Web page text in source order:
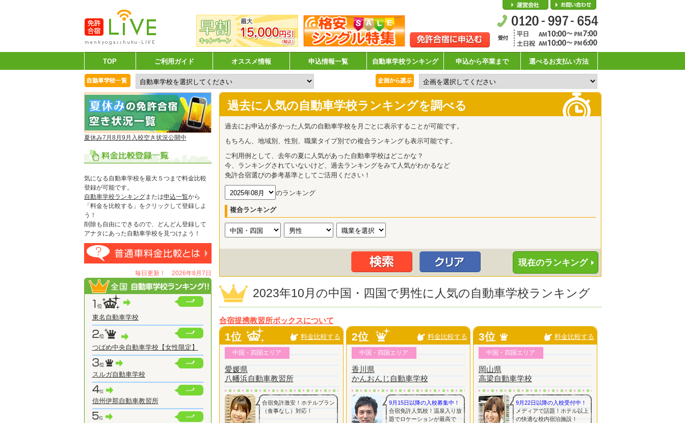
会社概要
TOP ご利用ガイド オススメ情報 申込情報一覧 自動車学校ランキング 申込から卒業まで 選べるお支払い方法
夏休み7月8月9月入校空き状況公開中
気になる自動車学校を最大５つまで料金比較
登録が可能です。
自動車学校ランキングまたは申込一覧から
「料金を比較する」をクリックして登録しよ
う！
削除も自由にできるので、どんどん登録して
アナタにあった自動車学校を見つけよう！
毎日更新！ 2026年8月7日
東名自動車学校
つばめ中央自動車学校【女性限定】
スルガ自動車学校
信州伊那自動車教習所
過去に人気の自動車学校ランキングを調べる
過去にお申込が多かった人気の自動車学校を月ごとに表示することが可能です。
もちろん、地域別、性別、職業タイプ別での複合ランキングも表示可能です。
ご利用例として、去年の夏に人気があった自動車学校はどこかな？
今、ランキングされていないけど、過去ランキングをみて人気がわかるなど
免許合宿選びの参考基準としてご活用ください！
のランキング
複合ランキング
現在のランキング
2023年10月の中国・四国で男性に人気の自動車学校ランキング
合宿提携教習所ボックスについて
1位 料金比較する
中国・四国エリア
愛媛県
八幡浜自動車教習所
合宿免許激安！ホテルプラン
（食事なし）対応！
2位 料金比較する
中国・四国エリア
香川県
かんおんじ自動車学校
9月15日以降の入校募集中！
合宿免許人気校！温泉入り放
題でロケーションが最高で
3位 料金比較する
中国・四国エリア
岡山県
高梁自動車学校
9月22日以降の入校受付中！
メディアで話題！ホテル以上
の快適な校内宿泊施設！